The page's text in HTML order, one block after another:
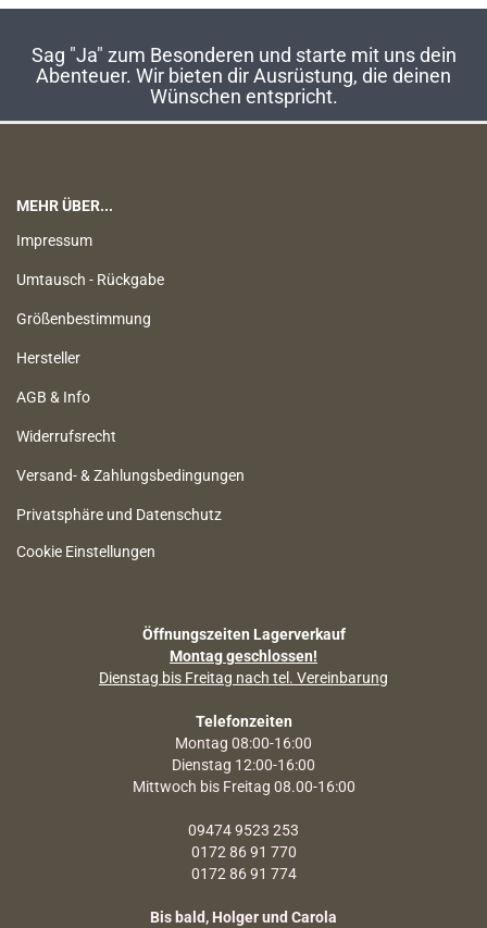
Sag "Ja" zum Besonderen und starte mit uns dein
Abenteuer. Wir bieten dir Ausrüstung, die deinen
Wünschen entspricht.
MEHR ÜBER...
Impressum
Umtausch - Rückgabe
Größenbestimmung
Hersteller
AGB & Info
Widerrufsrecht
Versand- & Zahlungsbedingungen
Privatsphäre und Datenschutz
Cookie Einstellungen
Öffnungszeiten Lagerverkauf
Montag geschlossen!
Dienstag bis Freitag nach tel. Vereinbarung
Telefonzeiten
Montag 08:00-16:00
Dienstag 12:00-16:00
Mittwoch bis Freitag 08.00-16:00
09474 9523 253
0172 86 91 770
0172 86 91 774
Bis bald, Holger und Carola